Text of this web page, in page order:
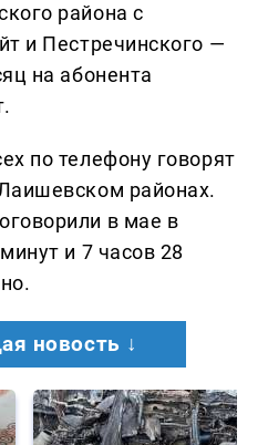
района с
и Пестречинского —
на абонента
по телефону говорят
районах.
в мае в
и 7 часов 28
новость ↓